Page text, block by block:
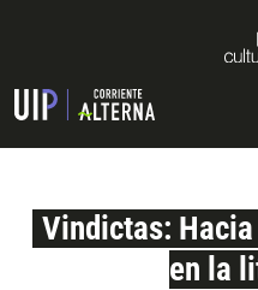
Vindictas:
en la